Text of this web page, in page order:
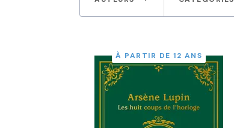
À PARTIR DE 12 ANS